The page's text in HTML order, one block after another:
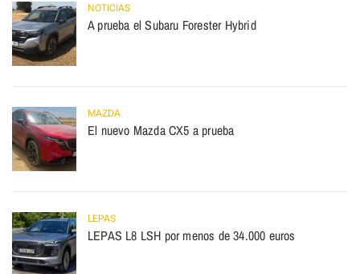
NOTICIAS
A prueba el Subaru Forester Hybrid
MAZDA
El nuevo Mazda CX5 a prueba
LEPAS
LEPAS L8 LSH por menos de 34.000 euros